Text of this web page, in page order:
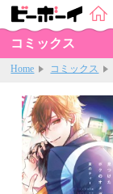
コミックス
Home コミックス